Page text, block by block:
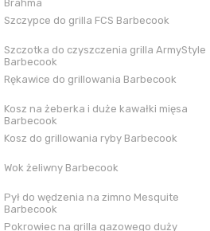
Brahma
Szczypce do grilla FCS Barbecook
Szczotka do czyszczenia grilla ArmyStyle
Barbecook
Rękawice do grillowania Barbecook
Kosz na żeberka i duże kawałki mięsa
Barbecook
Kosz do grillowania ryby Barbecook
Wok żeliwny Barbecook
Pył do wędzenia na zimno Mesquite
Barbecook
Pokrowiec na grilla gazowego duży